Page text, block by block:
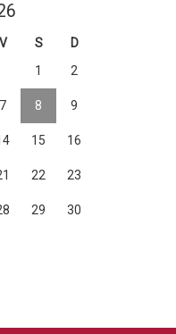
V S
D
1
2
7 8 9
15 16
22 23
29 30